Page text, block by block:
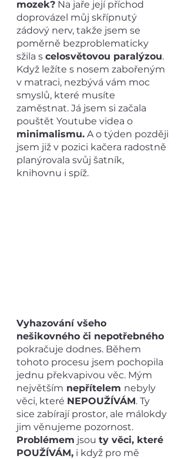
mozek? Na jaře její příchod
doprovázel můj skřípnutý
zádový nerv, takže jsem se
poměrně bezproblematicky
sžila s celosvětovou paralýzou.
Když ležíte s nosem zabořeným
v matraci, nezbývá vám moc
smyslů, které musíte
zaměstnat. Já jsem si začala
pouštět Youtube videa o
minimalismu. A o týden později
jsem již v pozici kačera radostně
planýrovala svůj šatník,
knihovnu i spíž.
Vyhazování všeho
nešikovného či nepotřebného
pokračuje dodnes. Během
tohoto procesu jsem pochopila
jednu překvapivou věc. Mým
největším nepřítelem nebyly
věci, které NEPOUŽÍVÁM. Ty
sice zabírají prostor, ale málokdy
jim věnujeme pozornost.
Problémem jsou ty věci, které
POUŽÍVÁM, i když pro mě